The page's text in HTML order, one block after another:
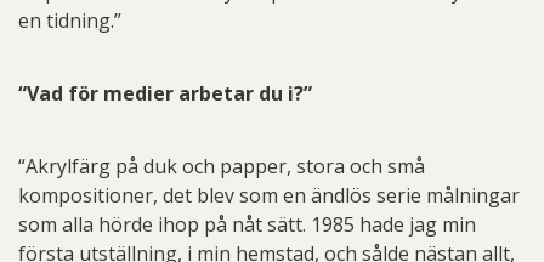
en tidning.”
“Vad för medier arbetar du i?”
“Akrylfärg på duk och papper, stora och små
kompositioner, det blev som en ändlös serie målningar
som alla hörde ihop på nåt sätt. 1985 hade jag min
första utställning, i min hemstad, och sålde nästan allt,